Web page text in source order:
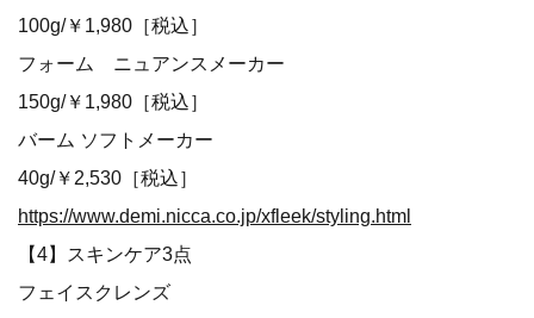
100g/￥1,980［税込］
フォーム ニュアンスメーカー
150g/￥1,980［税込］
バーム ソフトメーカー
40g/￥2,530［税込］
https://www.demi.nicca.co.jp/xfleek/styling.html
【4】スキンケア3点
フェイスクレンズ